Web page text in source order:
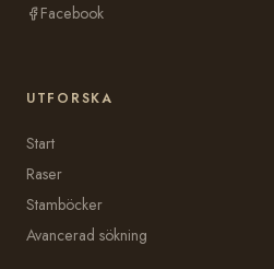
Facebook
UTFORSKA
Start
Raser
Stamböcker
Avancerad sökning